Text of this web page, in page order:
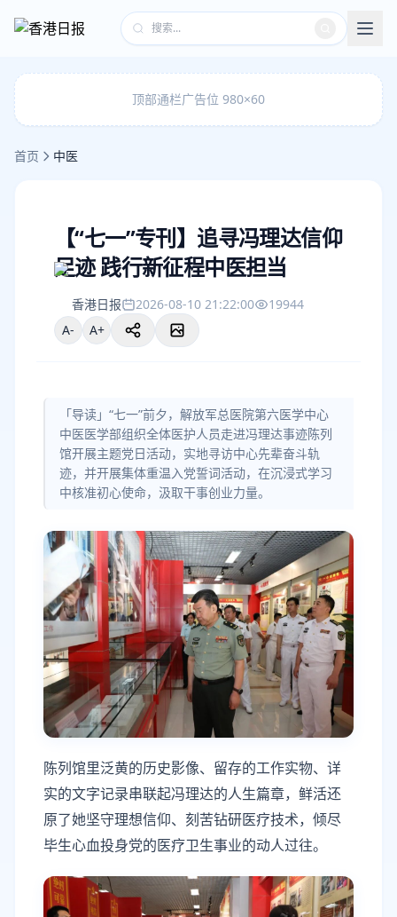
顶部通栏广告位 980×60
首页 中医
【“七一”专刊】追寻冯理达信仰
足迹 践行新征程中医担当
香港日报 2026-08-10 21:22:00
19944
A-
A+
「导读」“七一”前夕，解放军总医院第六医学中心
中医医学部组织全体医护人员走进冯理达事迹陈列
馆开展主题党日活动，实地寻访中心先辈奋斗轨
迹，并开展集体重温入党誓词活动，在沉浸式学习
中核准初心使命，汲取干事创业力量。
陈列馆里泛黄的历史影像、留存的工作实物、详
实的文字记录串联起冯理达的人生篇章，鲜活还
原了她坚守理想信仰、刻苦钻研医疗技术，倾尽
毕生心血投身党的医疗卫生事业的动人过往。